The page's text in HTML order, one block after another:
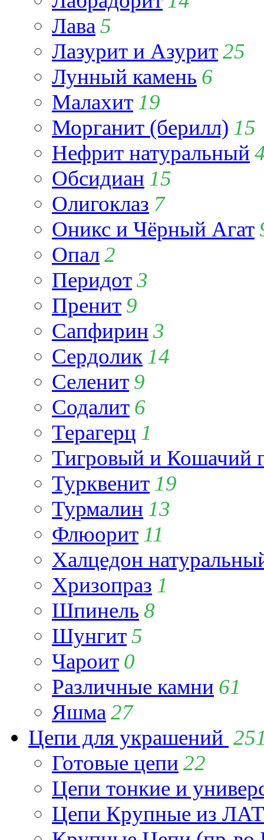
Лава 5
Лазурит и Азурит25
Лунный камень 6
Малахит 19
Морганит (берилл) 15
Нефрит натуральный
Обсидиан 15
Олигоклаз 7
Оникс и Чёрный Агат
Опал2
Перидот3
Пренит 9
Сапфирин 3
Сердолик 14
Селенит 9
Содалит 6
Терагерц 1
Тигровый и Кошачий
Турквенит 19
Турмалин 13
Флюорит 11
Халцедон
Хризопраз 1
Шпинель 8
Шунгит5
Чароит 0
Различные камни 61
Яшма 27
Цепи для украшений
Готовые цепи 22
Цепи тонкие и
Цепи Крупные из